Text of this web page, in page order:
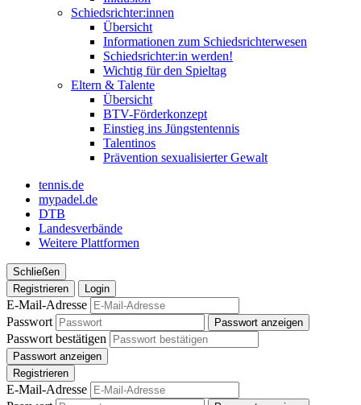
Schiedsrichter:innen
Übersicht
Informationen zum Schiedsrichterwesen
Schiedsrichter:in werden!
Wichtig für den Spieltag
Eltern & Talente
Übersicht
BTV-Förderkonzept
Einstieg ins Jüngstentennis
Talentinos
Prävention sexualisierter Gewalt
tennis.de
mypadel.de
DTB
Landesverbände
Weitere Plattformen
Schließen
Registrieren
Login
E-Mail-Adresse
Passwort
Passwort anzeigen
Passwort bestätigen
Passwort anzeigen
Registrieren
E-Mail-Adresse